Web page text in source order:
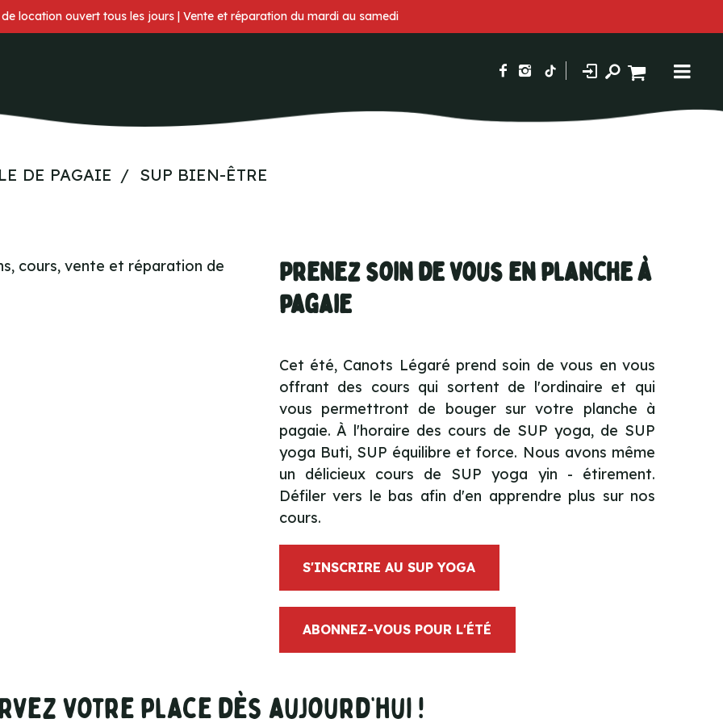
de location ouvert tous les jours | Vente et réparation du mardi au samedi
DE PAGAIE SUP BIEN-ÊTRE
Prenez soin de vous en planche à
pagaie
Cet été, Canots Légaré prend soin de vous en vous
offrant des cours qui sortent de l'ordinaire et qui
vous permettront de bouger sur votre planche à
pagaie. À l'horaire des cours de SUP yoga, de SUP
yoga Buti, SUP équilibre et force. Nous avons même
un délicieux cours de SUP yoga yin - étirement.
Défiler vers le bas afin d'en apprendre plus sur nos
cours.
S'INSCRIRE AU SUP YOGA
ABONNEZ-VOUS POUR L'ÉTÉ
votre place dès aujourd’hui !